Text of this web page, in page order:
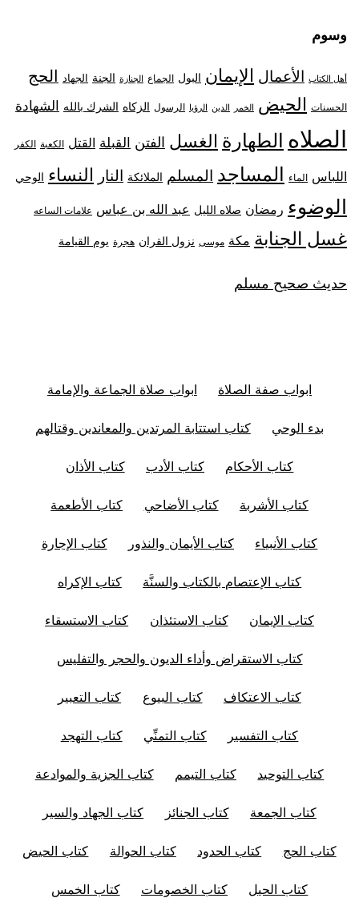
وسوم
أهل الكتاب الأعمال الإيمان البول الجماع الجنازة الجنة الجهاد الحج
الحسنات الحيض الخمر الدين الرؤيا الرسول الزكاه الشرك بالله الشهادة
الصلاه الطهارة الغسل الفتن القبلة القتل الكعبة الكفر
اللباس الماء المساجد المسلم الملائكة النار النساء الوحي
الوضوء رمضان صلاه الليل عبد الله بن عباس علامات الساعه
غسل الجنابة مكة موسى نزول القران هجرة يوم القيامة
حديث صحيح مسلم
ابواب صفة الصلاة ابواب صلاة الجماعة والإمامة
بدء الوحي كتاب استتابة المرتدين والمعاندين وقتالهم
كتاب الأحكام كتاب الأدب كتاب الأذان
كتاب الأشربة كتاب الأضاحي كتاب الأطعمة
كتاب الأنبياء كتاب الأيمان والنذور كتاب الإجارة
كتاب الإعتصام بالكتاب والسنَّة كتاب الإكراه
كتاب الإيمان كتاب الاستئذان كتاب الاستسقاء
كتاب الاستقراض وأداء الديون والحجر والتفليس
كتاب الاعتكاف كتاب البيوع كتاب التعبير
كتاب التفسير كتاب التمنِّي كتاب التهجد
كتاب التوحيد كتاب التيمم كتاب الجزية والموادعة
كتاب الجمعة كتاب الجنائز كتاب الجهاد والسير
كتاب الحج كتاب الحدود كتاب الحوالة كتاب الحيض
كتاب الحيل كتاب الخصومات كتاب الخمس